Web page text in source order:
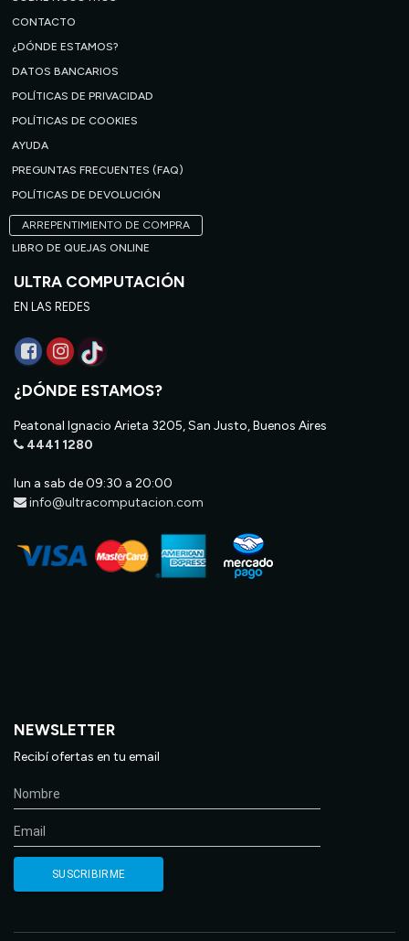
CONTACTO
¿DÓNDE ESTAMOS?
DATOS BANCARIOS
POLÍTICAS DE PRIVACIDAD
POLÍTICAS DE COOKIES
AYUDA
PREGUNTAS FRECUENTES (FAQ)
POLÍTICAS DE DEVOLUCIÓN
ARREPENTIMIENTO DE COMPRA
LIBRO DE QUEJAS ONLINE
ULTRA COMPUTACIÓN
EN LAS REDES
¿DÓNDE ESTAMOS?
Peatonal Ignacio Arieta 3205, San Justo, Buenos Aires
4441 1280
lun a sab de 09:30 a 20:00
info@ultracomputacion.com
NEWSLETTER
Recibí ofertas en tu email